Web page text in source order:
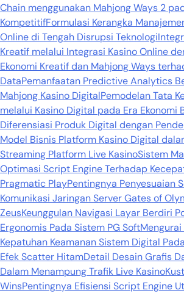
Chain menggunakan Mahjong Ways 2
KompetitifFormulasi Kerangka
Online di Tengah Disrupsi Teknologi
Kreatif melalui Integrasi Kasino Online
Ekonomi Kreatif dan Mahjong Ways
DataPemanfaatan Predictive Analytics
Mahjong Kasino DigitalPemodelan Tata
melalui Kasino Digital pada Era Ekonomi
Diferensiasi Produk Digital dengan
Model Bisnis Platform Kasino Digital
Streaming Platform Live KasinoSistem
Optimasi Script Engine Terhadap
Pragmatic PlayPentingnya Penyesuaian
Komunikasi Jaringan Server Gates of
ZeusKeunggulan Navigasi Layar Berdiri
Ergonomis Pada Sistem PG Soft
Kepatuhan Keamanan Sistem Digital
Efek Scatter HitamDetail Desain Grafis
Dalam Menampung Trafik Live Kasino
WinsPentingnya Efisiensi Script Engine